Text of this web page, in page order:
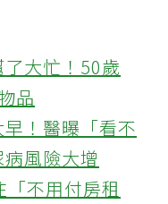
大忙！50歲
品
！醫曝「看不
風險大增
不用付房租